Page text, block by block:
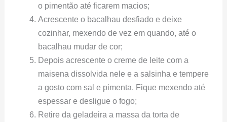
o pimentão até ficarem macios;
Acrescente o bacalhau desfiado e deixe
cozinhar, mexendo de vez em quando, até o
bacalhau mudar de cor;
Depois acrescente o creme de leite com a
maisena dissolvida nele e a salsinha e tempere
a gosto com sal e pimenta. Fique mexendo até
espessar e desligue o fogo;
Retire da geladeira a massa da torta de